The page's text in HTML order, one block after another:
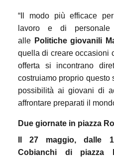
“Il modo più efficace
lavoro e di personale
alle Politiche giovanili
quella di creare occasioni
offerta si incontrano
costruiamo proprio questo
possibilità ai giovani di
affrontare preparati il
Due giornate in piazza
Il 27 maggio, dalle
Cobianchi di piazza